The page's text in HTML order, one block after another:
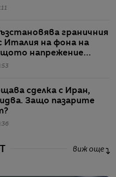
граничния
Италия на фона на
напрежение
сделка с Иран,
Защо пазарите
виж още